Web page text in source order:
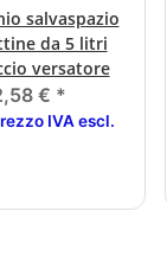
salvaspazio
da 5 litri
versatore
€ *
IVA escl.